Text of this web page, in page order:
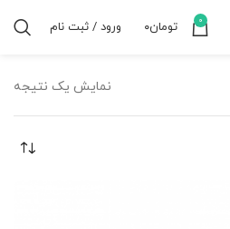
0 تومان۰ ورود / ثبت نام
نمایش یک نتیجه